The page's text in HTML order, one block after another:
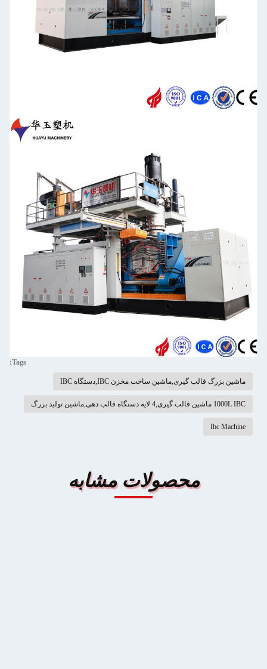
Tags:
ماشین بزرگ قالب گیری,ماشین ساخت مخزن IBC,دستگاه IBC
1000L IBC ماشین قالب گیری,4 لایه دستگاه قالب دهی,ماشین تولید بزرگ
Ibc Machine
محصولات مشابه